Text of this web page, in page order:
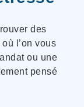
des
l’on vous
ou une
pensé